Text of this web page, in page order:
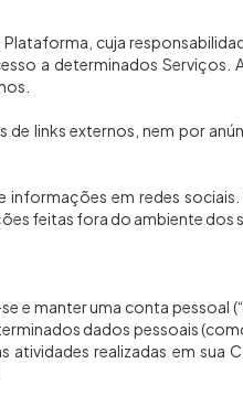
cuja
a determinados
de links externos, nem por
em redes
feitas fora do ambiente dos
e manter uma conta
dados pessoais
realizadas em